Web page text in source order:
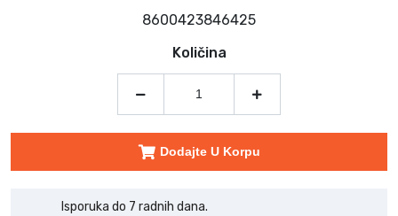
8600423846425
Količina
Dodajte U Korpu
Isporuka do 7 radnih dana.